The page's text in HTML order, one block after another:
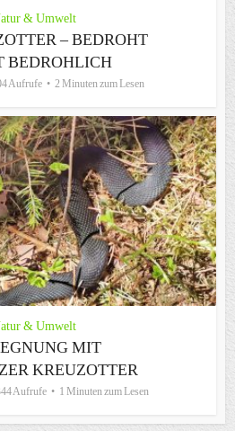
& Umwelt
– BEDROHT
BEDROHLICH
Aufrufe 2 Minuten zum Lesen
& Umwelt
MIT
KREUZOTTER
Aufrufe 1 Minuten zum Lesen